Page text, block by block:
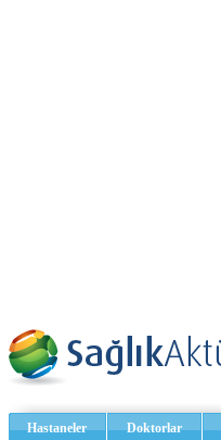
Hastaneler Doktorlar